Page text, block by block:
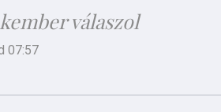
válaszol
07:57